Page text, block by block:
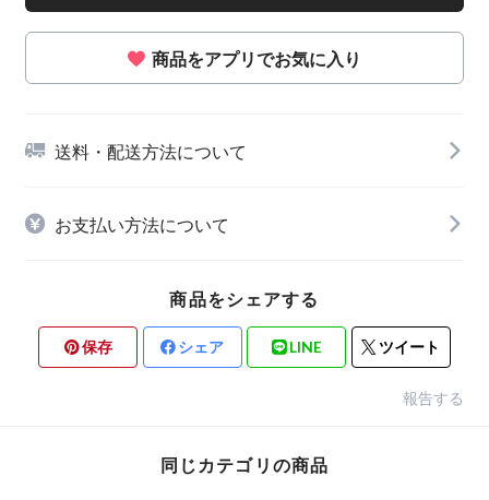
商品をアプリでお気に入り
送料・配送方法について
お支払い方法について
商品をシェアする
保存 シェア LINE ツイート
報告する
同じカテゴリの商品